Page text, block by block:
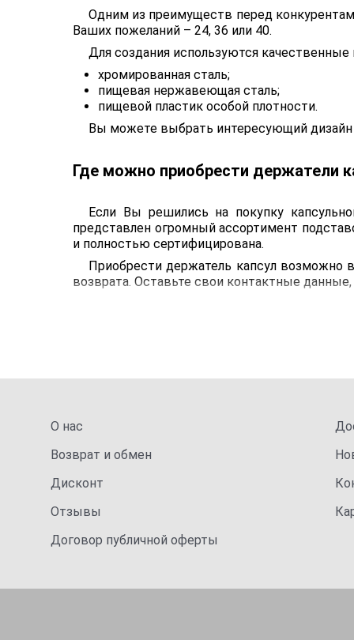
Одним из преимуществ перед
Ваших пожеланий – 24, 36 или 40.
Для создания используются качественные
хромированная сталь;
пищевая нержавеющая сталь;
пищевой пластик особой плотности.
Вы можете выбрать интересующий дизайн
Где можно приобрести держатели
Если Вы решились на покупку
представлен огромный ассортимент
и полностью сертифицирована.
Приобрести держатель капсул возможно
возврата. Оставьте свои контактные
О нас
Возврат и обмен
Дисконт
Отзывы
Договор публичной оферты